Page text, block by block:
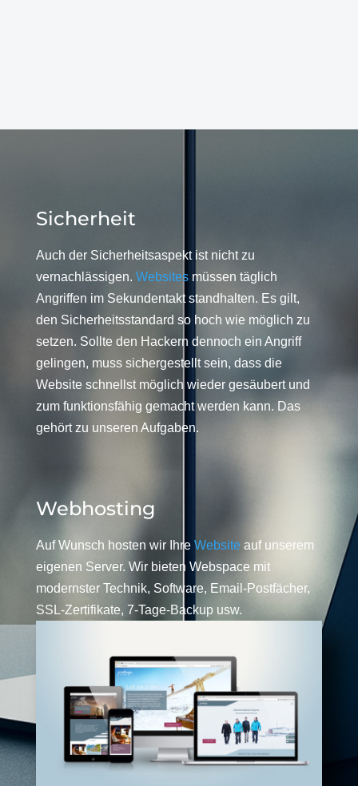
Sicherheit
Auch der Sicherheitsaspekt ist nicht zu
vernachlässigen. Websitesmüssen täglich
Angriffen im Sekundentakt standhalten. Es gilt,
den Sicherheitsstandard so hoch wie möglich zu
setzen. Sollte den Hackern dennoch ein Angriff
gelingen, muss sichergestellt sein, dass die
Website schnellst möglich wieder gesäubert und
zum funktionsfähig gemacht werden kann. Das
gehört zu unseren Aufgaben.
Webhosting
Auf Wunsch hosten wir Ihre Website auf unserem
eigenen Server. Wir bieten Webspace mit
modernster Technik, Software, Email-Postfächer,
SSL-Zertifikate, 7-Tage-Backup usw.